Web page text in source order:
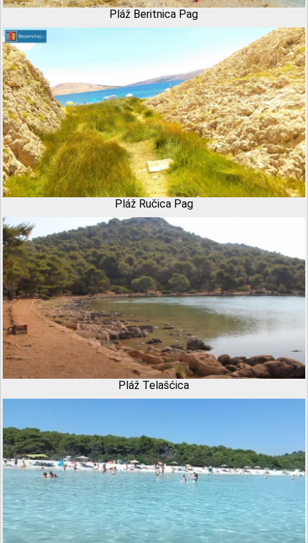
Pláž Beritnica Pag
Pláž Ručica Pag
Pláž Telašćica